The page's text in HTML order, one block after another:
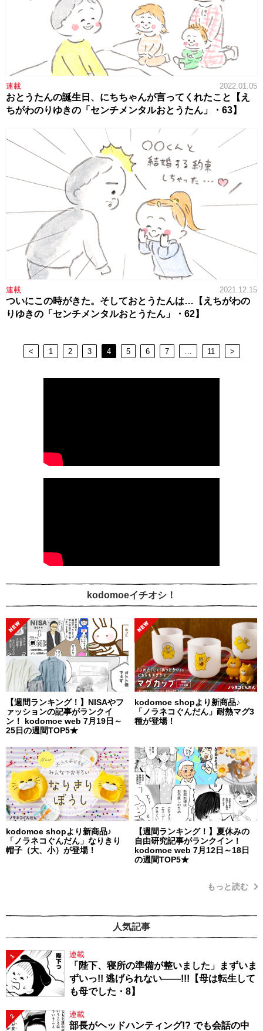
連載 2022.01.05
おとうたんの誕生日、にちちゃんが言ってくれたこと【え
ちがわのりゆきの「センチメンタルおとうたん」・63】
連載 2021.12.15
ついにこの時がきた。そしておとうたんは…【えちがわの
りゆきの「センチメンタルおとうたん」・62】
< 1 2 3 4 5 6 7 11 >
kodomoeイチオシ！
【週間ランキング！】NISAやフ
ァッションの記事がランクイ
ン！ kodomoe web 7月19日～
25日の週間TOP5★
kodomoe shopより新商品♪
「ノラネコぐんだん」耐熱マグ3
種が登場！
kodomoe shopより新商品♪
「ノラネコぐんだん」なりきり
帽子（大、小）が登場！
【週間ランキング！】夏休みの
自由研究記事がランクイン！
kodomoe web 7月12日～18日
の週間TOP5★
もっと読む
人気記事
1 連載
「陛下、寝所の準備が整いました」まずいま
ずいっ!! 逃げられない――!!!【母は転生して
も母でした・8】
2 連載
部長がヘッドハンティング!? でも会話の中